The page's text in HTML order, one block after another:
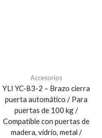
Accesorios
YLI YC-83-2 – Brazo cierra
puerta automático / Para
puertas de 100 kg /
Compatible con puertas de
madera, vidrio, metal /